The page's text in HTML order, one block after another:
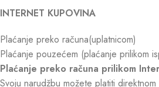
INTERNET KUPOVINA
Plaćanje preko računa(uplatnicom)
Plaćanje pouzećem (plaćanje prilikom
Plaćanje preko računa prilikom
Svoju narudžbu možete platiti